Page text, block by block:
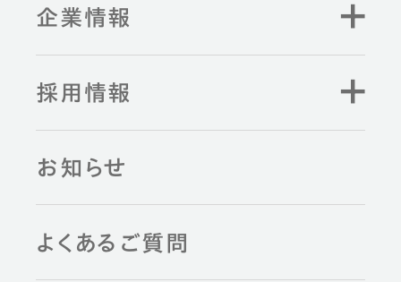
企業情報
採用情報
お知らせ
よくあるご質問